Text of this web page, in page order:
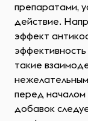
препаратами,
действие.
эффект
такие
перед началом
добавок